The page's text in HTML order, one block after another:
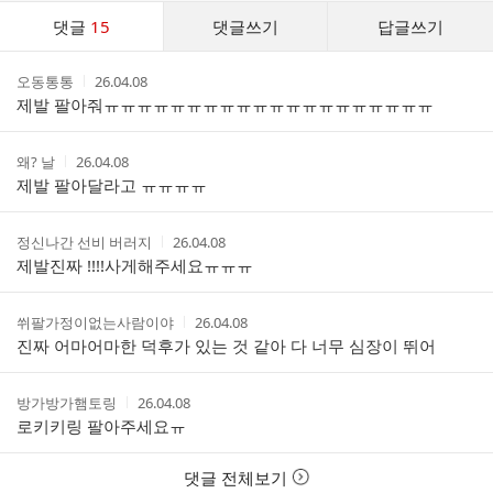
댓글 15 댓글쓰기 답글쓰기
스
작
성
자
오동통통
작
성
시
간
26.04.08
제발 팔아줘ㅠㅠㅠㅠㅠㅠㅠㅠㅠㅠㅠㅠㅠㅠㅠㅠㅠㅠㅠㅠ
작
성
자
왜? 날
작
성
시
간
26.04.08
제발 팔아달라고 ㅠㅠㅠㅠ
작
성
자
정신나간 선비 버러지
작
성
시
간
26.04.08
제발진짜 !!!!사게해주세요ㅠㅠㅠ
작
성
자
쒸팔가정이없는사람이야
작
성
시
간
26.04.08
진짜 어마어마한 덕후가 있는 것 같아 다 너무 심장이 뛰어
작
성
자
방가방가햄토링
작
성
시
간
26.04.08
로키키링 팔아주세요ㅠ
댓글 전체보기